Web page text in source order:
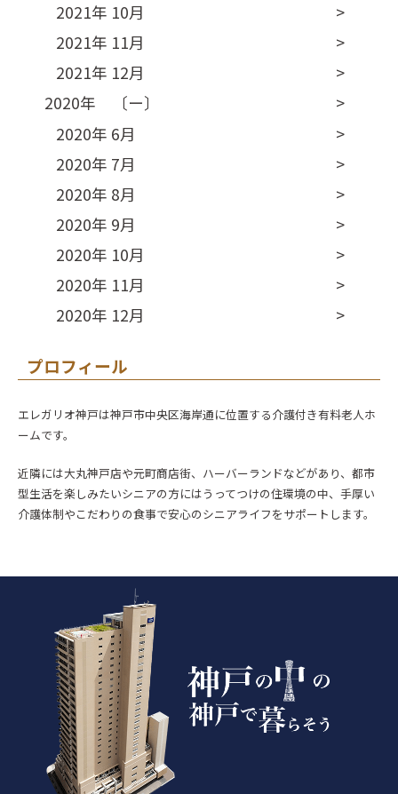
2021年 10月
2021年 11月
2021年 12月
2020年 〔ー〕
2020年 6月
2020年 7月
2020年 8月
2020年 9月
2020年 10月
2020年 11月
2020年 12月
プロフィール
エレガリオ神戸は神戸市中央区海岸通に位置する介護付き有料老人ホ
ームです。
近隣には大丸神戸店や元町商店街、ハーバーランドなどがあり、都市
型生活を楽しみたいシニアの方にはうってつけの住環境の中、手厚い
介護体制やこだわりの食事で安心のシニアライフをサポートします。